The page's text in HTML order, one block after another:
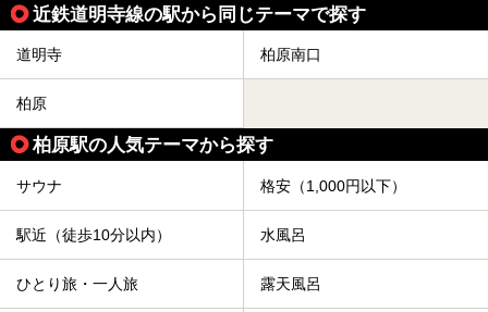
近鉄道明寺線の駅から同じテーマで探す
道明寺 柏原南口
柏原
柏原駅の人気テーマから探す
サウナ 格安（1,000円以下）
駅近（徒歩10分以内） 水風呂
ひとり旅・一人旅 露天風呂